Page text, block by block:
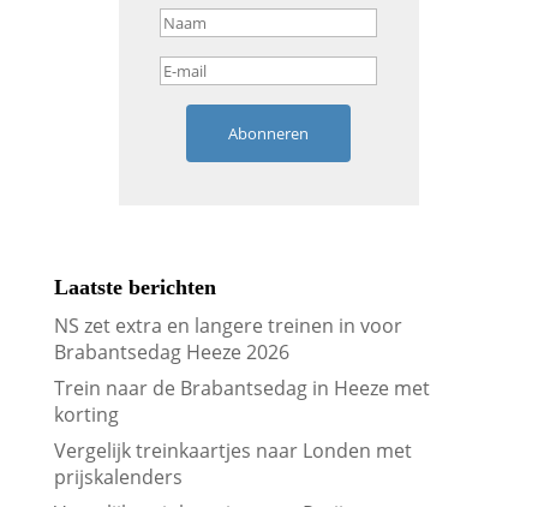
Abonneren
Laatste berichten
NS zet extra en langere treinen in voor
Brabantsedag Heeze 2026
Trein naar de Brabantsedag in Heeze met
korting
Vergelijk treinkaartjes naar Londen met
prijskalenders